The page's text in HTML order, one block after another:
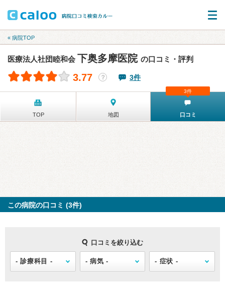
« 病院TOP
医療法人社団睦和会 下奥多摩医院 の口コミ・評判
3.77 ？ 3件
TOP 地図 口コミ
3件
この病院の口コミ (3件)
口コミを絞り込む